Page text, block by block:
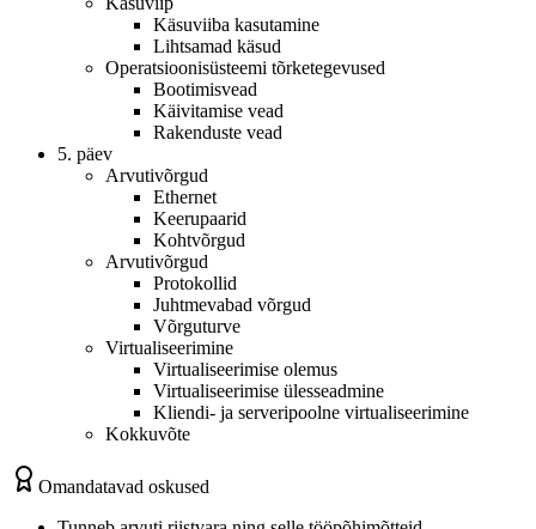
Käsuviiba kasutamine
Lihtsamad käsud
Operatsioonisüsteemi tõrketegevused
Bootimisvead
Käivitamise vead
Rakenduste vead
5. päev
Arvutivõrgud
Ethernet
Keerupaarid
Kohtvõrgud
Arvutivõrgud
Protokollid
Juhtmevabad võrgud
Võrguturve
Virtualiseerimine
Virtualiseerimise olemus
Virtualiseerimise ülesseadmine
Kliendi- ja serveripoolne virtualiseerimine
Kokkuvõte
Omandatavad oskused